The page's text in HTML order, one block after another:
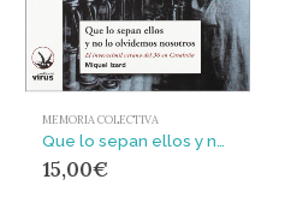
MEMORIA COLECTIVA
15,00€